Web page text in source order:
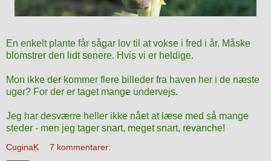
En enkelt plante får sågar lov til at vokse i fred i år. Måske
blomstrer den lidt senere. Hvis vi er heldige.
Mon ikke der kommer flere billeder fra haven her i de næste
uger? For der er taget mange undervejs.
Jeg har desværre heller ikke nået at læse med så mange
steder - men jeg tager snart, meget snart, revanche!
CuginaK 7 kommentarer: